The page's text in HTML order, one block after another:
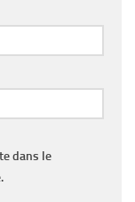
dans le